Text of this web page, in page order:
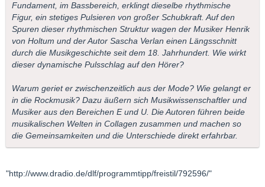
Fundament, im Bassbereich, erklingt dieselbe rhythmische
Figur, ein stetiges Pulsieren von großer Schubkraft. Auf den
Spuren dieser rhythmischen Struktur wagen der Musiker Henrik
von Holtum und der Autor Sascha Verlan einen Längsschnitt
durch die Musikgeschichte seit dem 18. Jahrhundert. Wie wirkt
dieser dynamische Pulsschlag auf den Hörer?
Warum geriet er zwischenzeitlich aus der Mode? Wie gelangt er
in die Rockmusik? Dazu äußern sich Musikwissenschaftler und
Musiker aus den Bereichen E und U. Die Autoren führen beide
musikalischen Welten in Collagen zusammen und machen so
die Gemeinsamkeiten und die Unterschiede direkt erfahrbar.
"http://www.dradio.de/dlf/programmtipp/freistil/792596/"